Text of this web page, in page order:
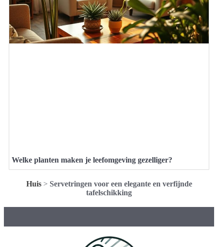
Welke planten maken je leefomgeving gezelliger?
Huis> Servetringen voor een elegante en verfijnde
tafelschikking